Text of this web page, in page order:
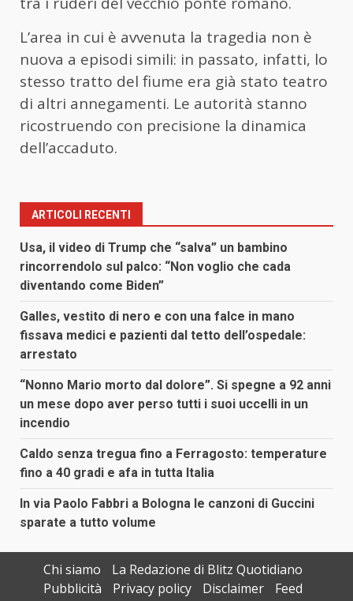
L’area in cui è avvenuta la tragedia non è
nuova a episodi simili: in passato, infatti, lo
stesso tratto del fiume era già stato teatro
di altri annegamenti. Le autorità stanno
ricostruendo con precisione la dinamica
dell’accaduto.
ARTICOLI RECENTI
Usa, il video di Trump che “salva” un bambino
rincorrendolo sul palco: “Non voglio che cada
diventando come Biden”
Galles, vestito di nero e con una falce in mano
fissava medici e pazienti dal tetto dell’ospedale:
arrestato
“Nonno Mario morto dal dolore”. Si spegne a 92 anni
un mese dopo aver perso tutti i suoi uccelli in un
incendio
Caldo senza tregua fino a Ferragosto: temperature
fino a 40 gradi e afa in tutta Italia
In via Paolo Fabbri a Bologna le canzoni di Guccini
sparate a tutto volume
Chi siamo
La Redazione di Blitz Quotidiano
Pubblicità
Privacy policy Disclaimer Feed